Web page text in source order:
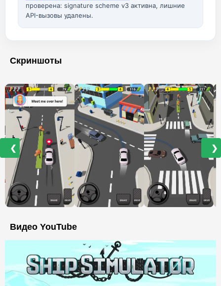
проверена: signature scheme v3 активна, лишние
API-вызовы удалены.
Скриншоты
❮ ❯
Видео YouTube